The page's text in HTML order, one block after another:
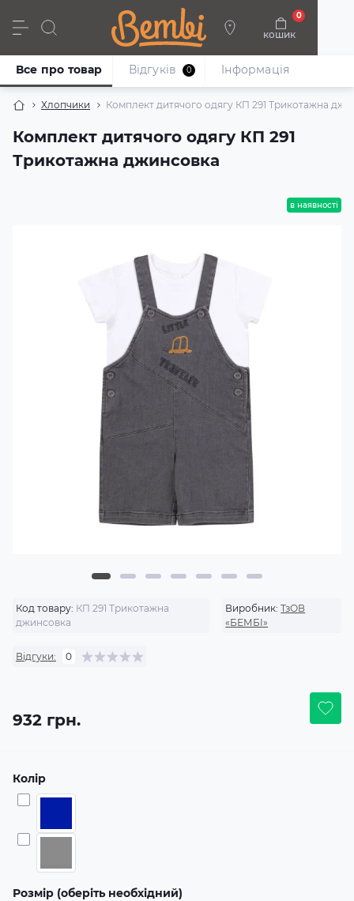
кошик
0
Дівчата Хлопці Немовлята Взуття
Хлопчики Комплект дитячого одягу КП 291 Трикотажна
Комплект дитячого одягу КП 291
Трикотажна джинсовка
Все про товар Відгуків 0 Iнформація
в наявності
Код товару: КП 291 Трикотажна
джинсовка
Виробник: ТзОВ
«БЕМБІ»
Відгуки: 0
932 грн.
Колір
Розмір (оберіть необхідний)